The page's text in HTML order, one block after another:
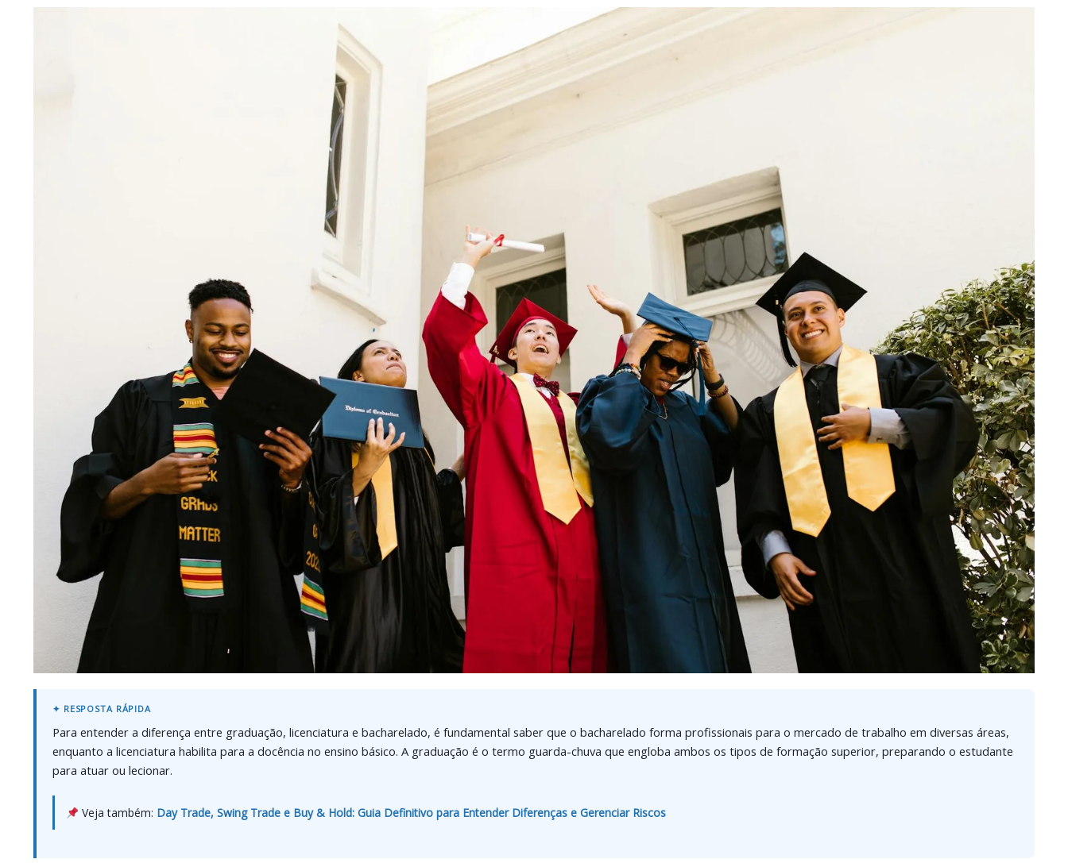
Para entender a diferença entre graduação, licenciatura e bacharelado, é fundamental saber que o bacharelado forma profissionais para o mercado de trabalho em diversas áreas,
enquanto a licenciatura habilita para a docência no ensino básico. A graduação é o termo guarda-chuva que engloba ambos os tipos de formação superior, preparando o estudante
para atuar ou lecionar.
Veja também: Day Trade, Swing Trade e Buy & Hold: Guia Definitivo para Entender Diferenças e Gerenciar Riscos